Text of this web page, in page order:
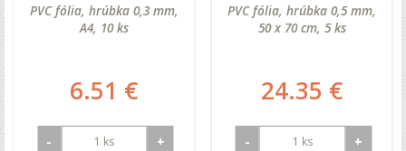
PVC fólia, hrúbka 0,3 mm,
A4, 10 ks
6.51 €
- +
PVC fólia, hrúbka 0,5 mm,
50 x 70 cm, 5 ks
24.35 €
- +